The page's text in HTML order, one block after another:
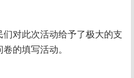
对此次活动给予了极大的支
的填写活动。